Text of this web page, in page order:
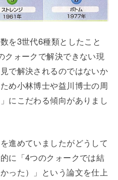
を3世代6種類としたこと
クォークで解決できない現
で解決されるのではないか
め小林博士や益川博士の周
にこだわる傾向がありまし
進めていましたがどうして
に「4つのクォークでは結
った）」という論文を仕上